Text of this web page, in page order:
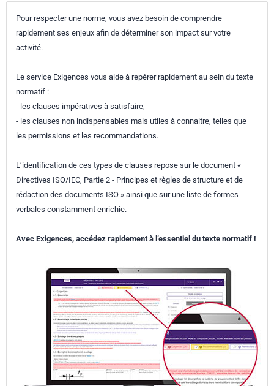
· les sujets liés aux services énergétiques dans les systèmes installés
à l'intérieur de bâtiments.
Pour respecter une norme, vous avez besoin de comprendre
rapidement ses enjeux afin de déterminer son impact sur votre
activité.
Le service Exigences vous aide à repérer rapidement au sein du texte
normatif :
- les clauses impératives à satisfaire,
- les clauses non indispensables mais utiles à connaitre, telles que
les permissions et les recommandations.
L’identification de ces types de clauses repose sur le document «
Directives ISO/IEC, Partie 2 - Principes et règles de structure et de
rédaction des documents ISO » ainsi que sur une liste de formes
verbales constamment enrichie.
Avec Exigences, accédez rapidement à l’essentiel du texte normatif !